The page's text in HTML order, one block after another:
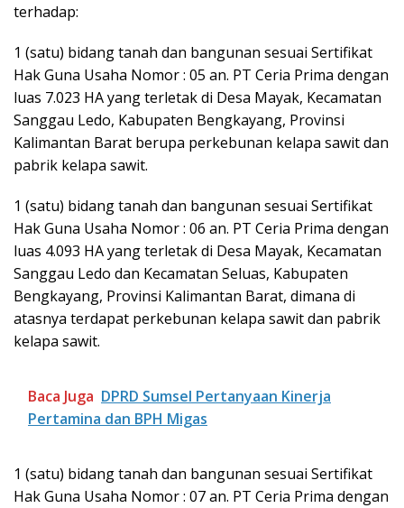
terhadap:
1 (satu) bidang tanah dan bangunan sesuai Sertifikat
Hak Guna Usaha Nomor : 05 an. PT Ceria Prima dengan
luas 7.023 HA yang terletak di Desa Mayak, Kecamatan
Sanggau Ledo, Kabupaten Bengkayang, Provinsi
Kalimantan Barat berupa perkebunan kelapa sawit dan
pabrik kelapa sawit.
1 (satu) bidang tanah dan bangunan sesuai Sertifikat
Hak Guna Usaha Nomor : 06 an. PT Ceria Prima dengan
luas 4.093 HA yang terletak di Desa Mayak, Kecamatan
Sanggau Ledo dan Kecamatan Seluas, Kabupaten
Bengkayang, Provinsi Kalimantan Barat, dimana di
atasnya terdapat perkebunan kelapa sawit dan pabrik
kelapa sawit.
Baca Juga DPRD Sumsel Pertanyaan Kinerja
Pertamina dan BPH Migas
1 (satu) bidang tanah dan bangunan sesuai Sertifikat
Hak Guna Usaha Nomor : 07 an. PT Ceria Prima dengan